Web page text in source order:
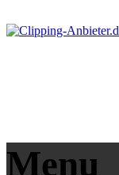
Menu